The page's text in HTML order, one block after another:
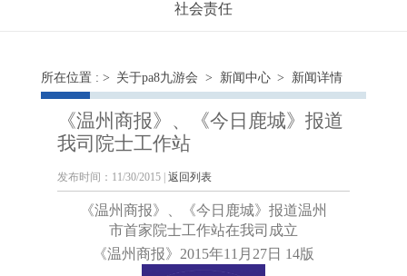
社会责任
所在位置 : > 关于pa8九游会 > 新闻中心 > 新闻详情
《温州商报》、《今日鹿城》报道
我司院士工作站
发布时间：11/30/2015 | 返回列表
《温州商报》、
《今日鹿城》报道温州
市首家院士工作站在我司成立
《温州商报》2015年11月27日 14版